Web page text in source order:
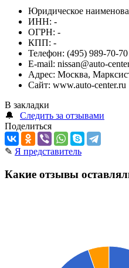
Юридическое
ИНН: -
ОГРН: -
КПП: -
Телефон: (495) 989-70-70
E-mail: nissan@auto-
Адрес: Москва,
Сайт: www.auto-center.ru
В закладки
🔔
Следить за отзывами
Поделиться
✎ Я представитель
Какие отзывы